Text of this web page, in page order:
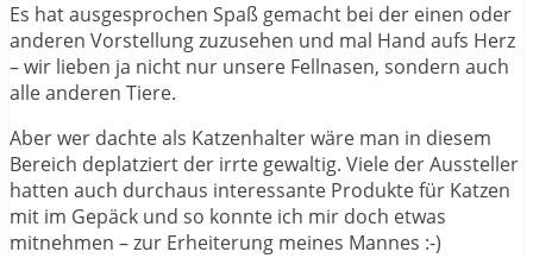
Es hat ausgesprochen Spaß gemacht bei der einen oder
anderen Vorstellung zuzusehen und mal Hand aufs Herz
– wir lieben ja nicht nur unsere Fellnasen, sondern auch
alle anderen Tiere.
Aber wer dachte als Katzenhalter wäre man in diesem
Bereich deplatziert der irrte gewaltig. Viele der Aussteller
hatten auch durchaus interessante Produkte für Katzen
mit im Gepäck und so konnte ich mir doch etwas
mitnehmen – zur Erheiterung meines Mannes :-)